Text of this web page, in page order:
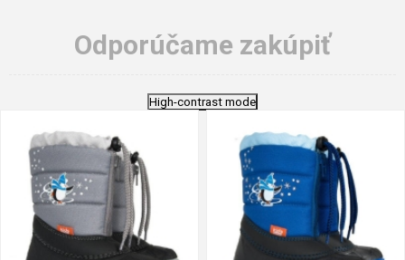
Odporúčame zakúpiť
High-contrast mode